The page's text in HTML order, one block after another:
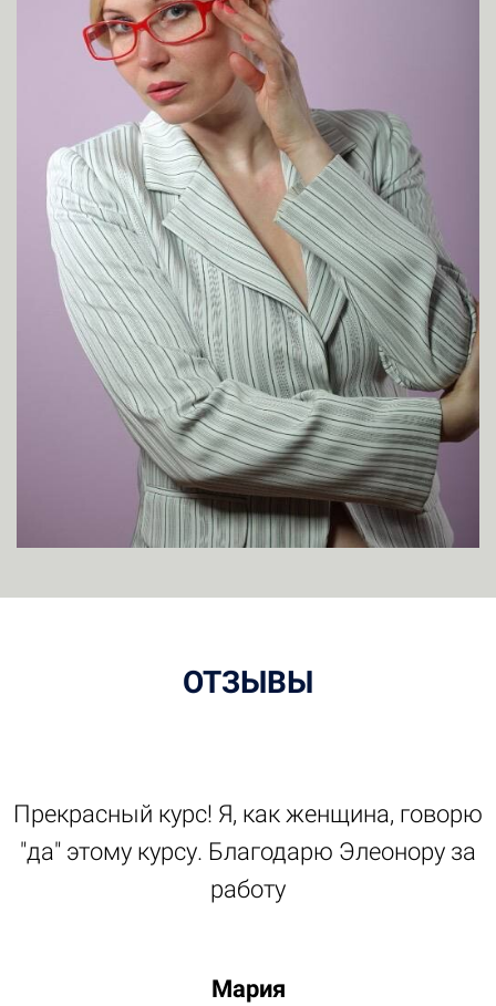
ОТЗЫВЫ
Прекрасный курс! Я, как женщина, говорю
"да" этому курсу. Благодарю Элеонору за
работу
Мария